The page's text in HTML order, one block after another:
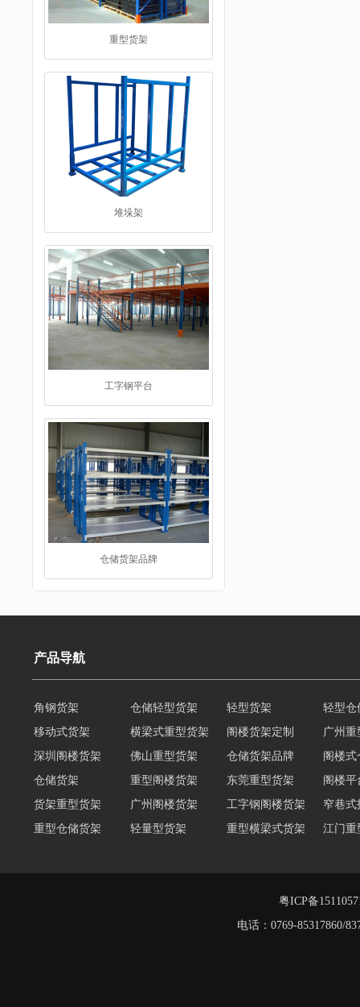
重型货架
堆垛架
工字钢平台
仓储货架品牌
重型阁楼货架
产品导航
角钢货架 仓储轻型货架 轻型货架
轻型仓
移动式货架
横梁式重型货架 阁楼货架定制
广州
深圳阁楼货架
佛山重型货架 仓储货架品牌
阁楼式
仓储货架
重型阁楼货架 东莞重型货架
阁楼平
货架重型货架
广州阁楼货架 工字钢阁楼货架
窄巷式
重型仓储货架
轻量型货架 重型横梁式货架
江门重
悬臂式货架
悬臂式仓储货架
粤ICP备
电话：0769-85317860/